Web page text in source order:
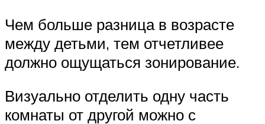
Чем больше разница в возрасте
между детьми, тем отчетливее
должно ощущаться зонирование.
Визуально отделить одну часть
комнаты от другой можно с